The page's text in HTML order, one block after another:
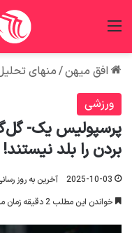
افق میهن/منهای
ورزشی
پرسپولیس یک-
بردن را بلد نیستند!
2025-10-03 آخرین به روز رسانی: 2025-
خواندن این مطلب 2 دقیقه زمان میبرد